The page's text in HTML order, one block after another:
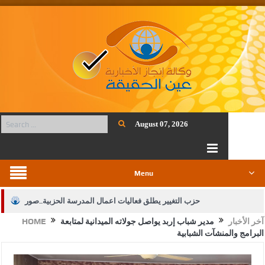
August 07, 2026
Menu
حزب التغيير يطلق فعاليات اعمال المدرسة الحزبية..صور
الجيش يفتح باب التجنيد لحملة البكالوريوس في الحقوق والقانون
HOME آخر الأخبار
مدير شباب إربد يواصل جولاته الميدانية لمتابعة
البرامج والمنشآت الشبابية